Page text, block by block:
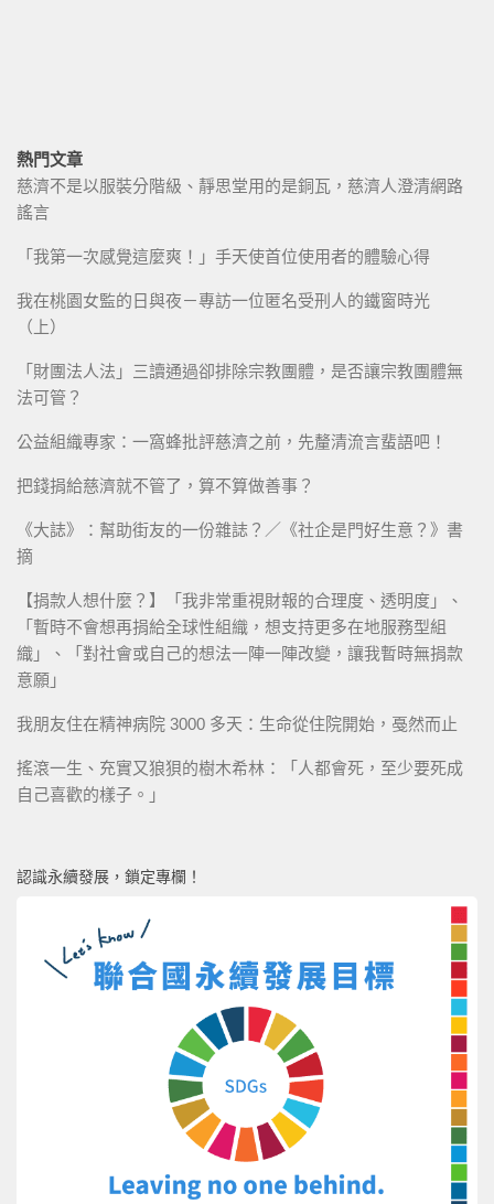
熱門文章
慈濟不是以服裝分階級、靜思堂用的是銅瓦，慈濟人澄清網路
謠言
「我第一次感覺這麼爽！」手天使首位使用者的體驗心得
我在桃園女監的日與夜－專訪一位匿名受刑人的鐵窗時光
（上）
「財團法人法」三讀通過卻排除宗教團體，是否讓宗教團體無
法可管？
公益組織專家：一窩蜂批評慈濟之前，先釐清流言蜚語吧！
把錢捐給慈濟就不管了，算不算做善事？
《大誌》：幫助街友的一份雜誌？／《社企是門好生意？》書
摘
【捐款人想什麼？】「我非常重視財報的合理度、透明度」、
「暫時不會想再捐給全球性組織，想支持更多在地服務型組
織」、「對社會或自己的想法一陣一陣改變，讓我暫時無捐款
意願」
我朋友住在精神病院 3000 多天：生命從住院開始，戞然而止
搖滾一生、充實又狼狽的樹木希林：「人都會死，至少要死成
自己喜歡的樣子。」
認識永續發展，鎖定專欄！